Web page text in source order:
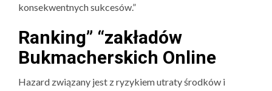
konsekwentnych sukcesów.”
Ranking” “zakładów
Bukmacherskich Online
Hazard związany jest z ryzykiem utraty środków i